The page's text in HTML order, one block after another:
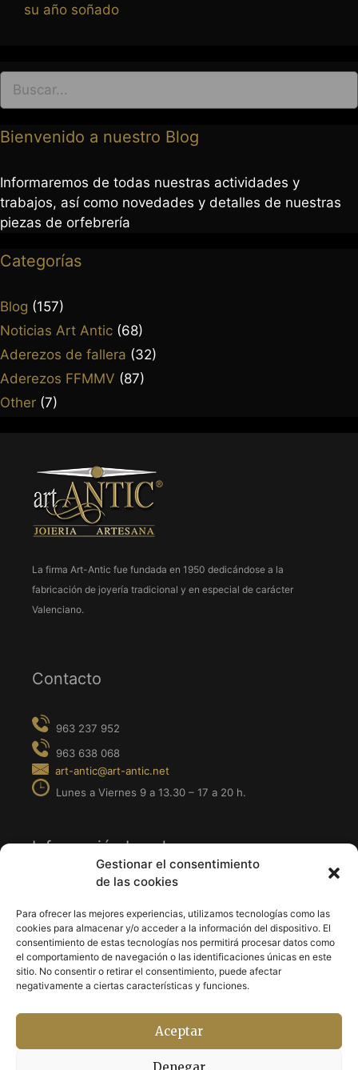
Gestionar el consentimiento
de las cookies
Para ofrecer las mejores experiencias, utilizamos tecnologías como las
cookies para almacenar y/o acceder a la información del dispositivo. El
consentimiento de estas tecnologías nos permitirá procesar datos como
el comportamiento de navegación o las identificaciones únicas en este
sitio. No consentir o retirar el consentimiento, puede afectar
negativamente a ciertas características y funciones.
Aceptar
Denegar
su año soñado
Bienvenido a nuestro Blog
Informaremos de todas nuestras actividades y
trabajos, así como novedades y detalles de nuestras
piezas de orfebrería
Categorías
Blog (157)
Noticias Art Antic (68)
Aderezos de fallera (32)
Aderezos FFMMV (87)
Other (7)
La firma Art-Antic fue fundada en 1950 dedicándose a la
fabricación de joyería tradicional y en especial de carácter
Valenciano.
Contacto
963 237 952
963 638 068
Lunes a Viernes 9 a 13.30 – 17 a 20 h.
Información Legal
· Política de Privacidad
· Política de Cookies
Síguenos en
· Instagram